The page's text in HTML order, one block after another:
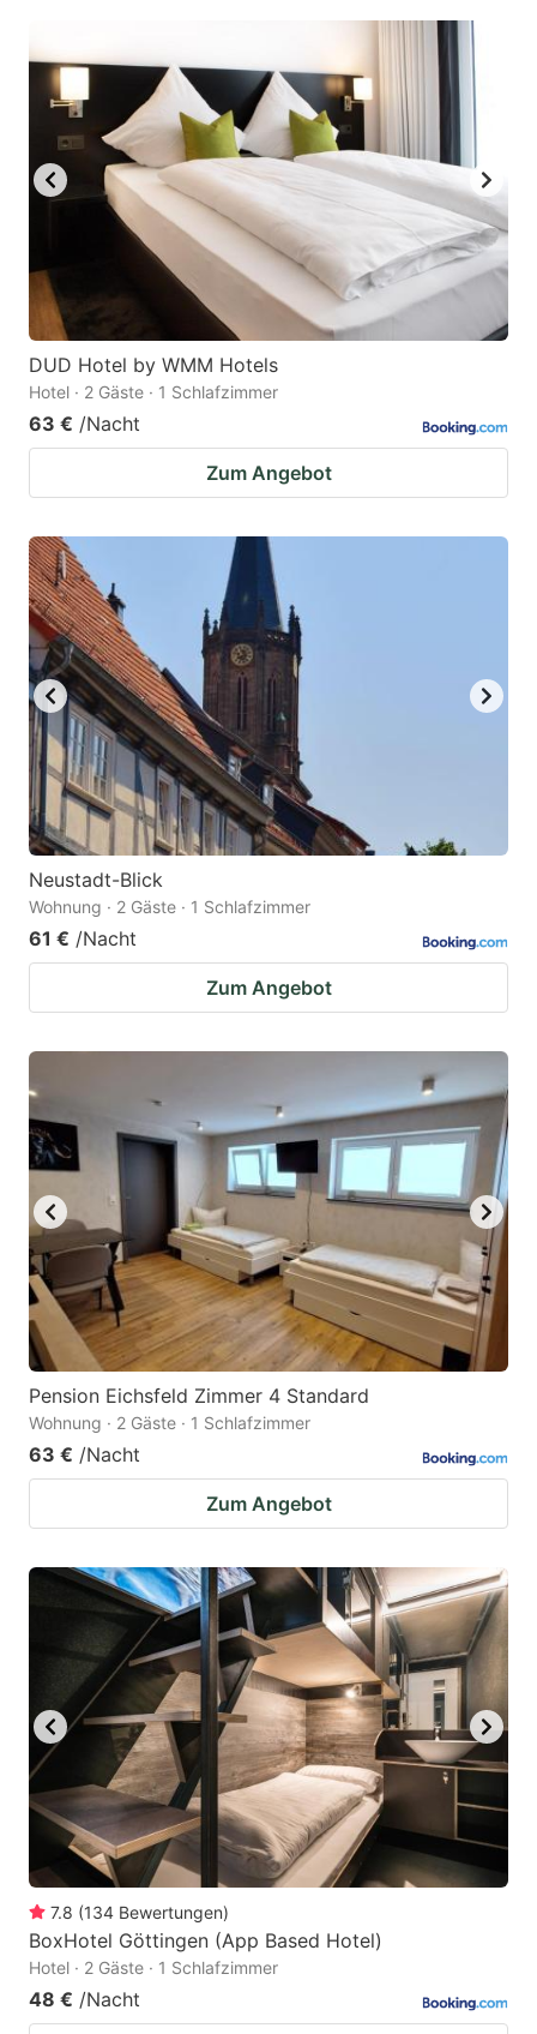
DUD Hotel by WMM Hotels
Hotel · 2 Gäste · 1 Schlafzimmer
63 € /Nacht
Zum Angebot
Neustadt-Blick
Wohnung · 2 Gäste · 1 Schlafzimmer
61 € /Nacht
Zum Angebot
Pension Eichsfeld Zimmer 4 Standard
Wohnung · 2 Gäste · 1 Schlafzimmer
63 € /Nacht
Zum Angebot
7.8 (134 Bewertungen)
BoxHotel Göttingen (App Based Hotel)
Hotel · 2 Gäste · 1 Schlafzimmer
48 € /Nacht